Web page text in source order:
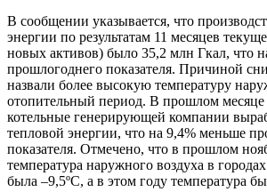
В сообщении указывается, что
энергии по результатам 11 месяцев
новых активов) было 35,2 млн Гкал, что
прошлогоднего показателя. Причиной
назвали более высокую температуру
отопительный период. В прошлом месяце
котельные генерирующей компании
тепловой энергии, что на 9,4% меньше
показателя. Отмечено, что в прошлом
температура наружного воздуха в
была –9,5ºC, а в этом году температура